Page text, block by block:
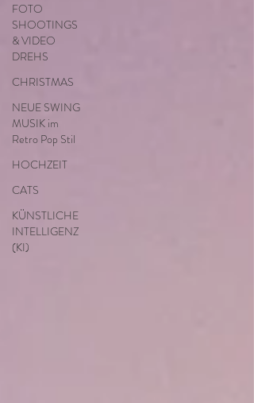
FOTO
SHOOTINGS
& VIDEO
DREHS
CHRISTMAS
NEUE SWING
MUSIK im
Retro Pop Stil
HOCHZEIT
CATS
KÜNSTLICHE
INTELLIGENZ
(KI)